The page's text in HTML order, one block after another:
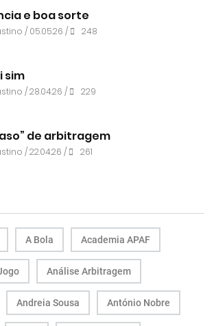
e boa sorte
/ 05.05.26 / 248
sim
/ 28.04.26 / 229
de arbitragem
/ 22.04.26 / 261
A Bola Academia APAF
Análise Arbitragem
Andreia Sousa António Nobre